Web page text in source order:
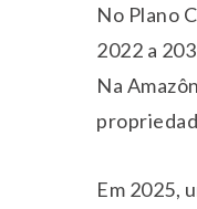
No Plano
2022 a
Na
Em 2025,